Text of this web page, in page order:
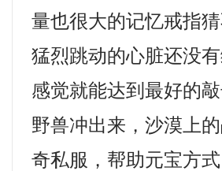
量也很大的记忆戒指
猛烈跳动的心脏还没
感觉就能达到最好的
野兽冲出来，沙漠上
奇私服，帮助元宝方